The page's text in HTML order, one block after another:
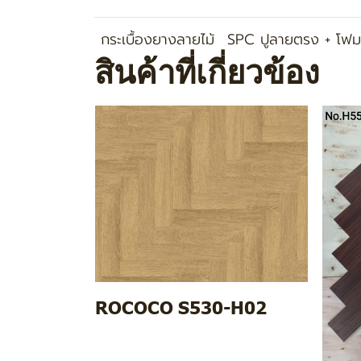
กระเบื้องยางลายไม้ SPC ปูลายตรง + โฟ
สินค้าที่เกี่ยวข้อง
ROCOCO S530-H02